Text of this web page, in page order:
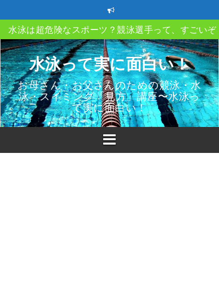
ツ
へ
ス
キ
ッ
プ
水泳は超危険なスポーツ？競泳選手って、すごいぞ
クロール、平泳ぎ、バタフライ、背泳ぎ、自分のス
イルってどうやって決める？
ストレートアーム？ハイエルボー？ってなあに？
速く泳ぐにはどうしたら良い？教えて〇〇〇
スイミングクラブ移籍時の3つのポイント
子供も親も必ず知っておきたい水泳（プール）での
故
水泳って実に面白い！
お母さん・お父さんのための競泳・水
泳・スイミング「見方」講座〜水泳っ
て実に面白い！